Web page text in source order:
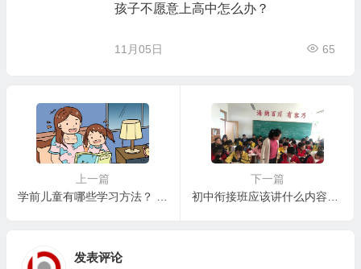
孩子不愿意上高中怎么办？
11月05日 65
上一篇
下一篇
发表评论